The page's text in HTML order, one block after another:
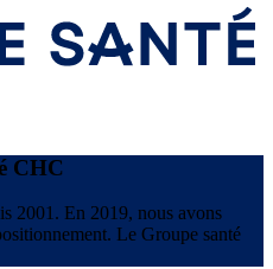
CHC
2001. En 2019, nous avons
Le Groupe santé